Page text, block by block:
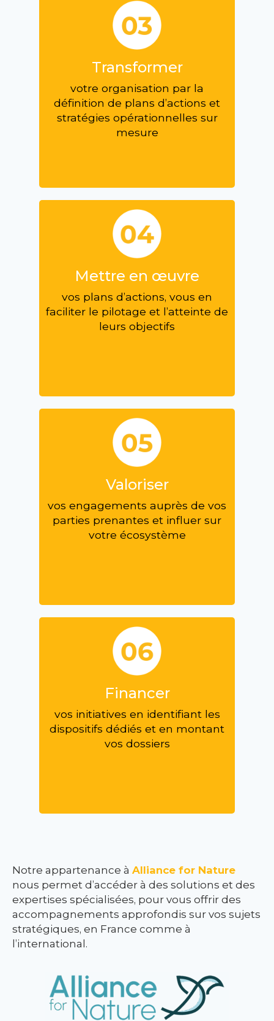
Transformer
votre organisation par la
définition de plans d’actions et
stratégies opérationnelles sur
mesure
Mettre en œuvre
vos plans d’actions, vous en
faciliter le pilotage et l’atteinte de
leurs objectifs
Valoriser
vos engagements auprès de vos
parties prenantes et influer sur
votre écosystème
Financer
vos initiatives en identifiant les
dispositifs dédiés et en montant
vos dossiers
Notre appartenance à Alliance for Nature
nous permet d’accéder à des solutions et des
expertises spécialisées, pour vous offrir des
accompagnements approfondis sur vos sujets
stratégiques, en France comme à
l’international.